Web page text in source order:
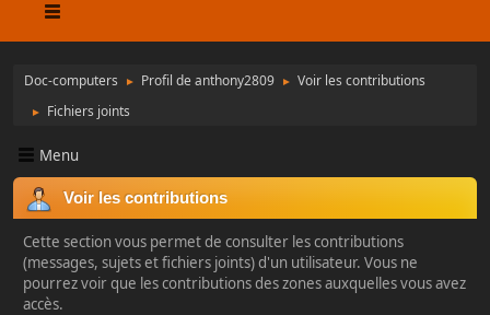
Doc-computers ► Profil de anthony2809 ► Voir les contributions
► Fichiers joints
Menu
Voir les contributions
Cette section vous permet de consulter les contributions
(messages, sujets et fichiers joints) d'un utilisateur. Vous ne
pourrez voir que les contributions des zones auxquelles vous avez
accès.